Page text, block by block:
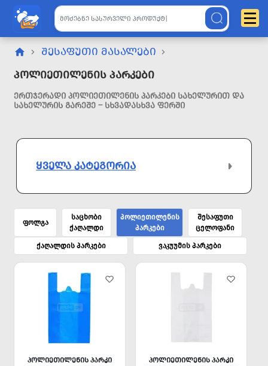
ᲨᲔᲡᲐᲤᲣᲗᲘ ᲛᲐᲡᲐᲚᲔᲑᲘ
Პოლიეთილენის Პარკები
ᲔᲠᲗᲯᲔᲠᲐᲓᲘ ᲞᲝᲚᲘᲔᲗᲘᲚᲔᲜᲘᲡ ᲞᲐᲠᲙᲔᲑᲘ ᲡᲐᲮᲔᲚᲣᲠᲘᲗ ᲓᲐ
ᲡᲐᲮᲔᲚᲣᲠᲘᲡ ᲒᲐᲠᲔᲨᲔ – ᲡᲮᲕᲐᲓᲐᲡᲮᲕᲐ ᲤᲔᲠᲨᲘ
ᲧᲕᲔᲚᲐ ᲙᲐᲢᲔᲒᲝᲠᲘᲐ
ფოლგა
საცხობი
ქაღალდი
პოლიეთილენის
პარკები
შესაფუთი
ცელოფანი
ქაღალდის პარკები ვაკუუმის პარკები
ᲞᲝᲚᲘᲔᲗᲘᲚᲔᲜᲘᲡ ᲞᲐᲠᲙᲘ
ᲞᲝᲚᲘᲔᲗᲘᲚᲔᲜᲘᲡ ᲞᲐᲠᲙᲘ